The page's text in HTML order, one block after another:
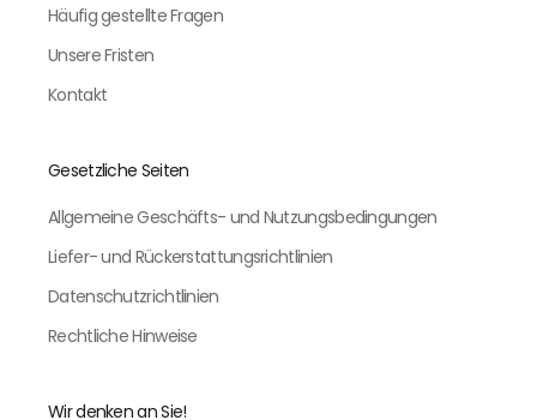
Häufig gestellte Fragen
Unsere Fristen
Kontakt
Gesetzliche Seiten
Allgemeine Geschäfts- und Nutzungsbedingungen
Liefer- und Rückerstattungsrichtlinien
Datenschutzrichtlinien
Rechtliche Hinweise
Wir denken an Sie!